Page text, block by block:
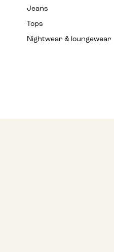
Jeans
Tops
Nightwear & loungewear